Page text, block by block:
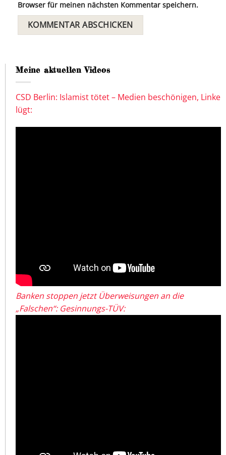
Browser für meinen nächsten Kommentar speichern.
Meine aktuellen Videos
CSD Berlin: Islamist tötet – Medien beschönigen, Linke
lügt:
Banken stoppen jetzt Überweisungen an die
„Falschen“: Gesinnungs-TÜV: